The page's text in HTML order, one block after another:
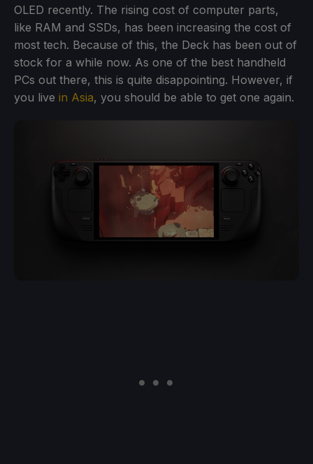
OLED recently. The rising cost of computer parts,
like RAM and SSDs, has been increasing the cost of
most tech. Because of this, the Deck has been out of
stock for a while now. As one of the best handheld
PCs out there, this is quite disappointing. However, if
you live in Asia, you should be able to get one again.